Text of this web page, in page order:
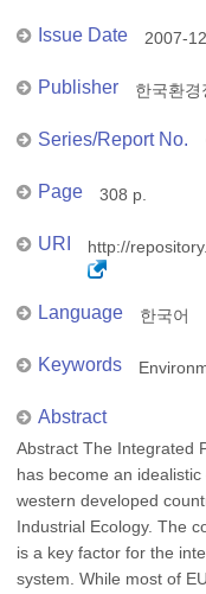
Issue Date 2007-
Publisher 한국환경
Series/Report No.
Page 308 p.
URI http://
Language 한국어
Keywords
Abstract
Abstract The Integrated
has become an
western developed
Industrial Ecology. The
is a key factor for the
system. While most of